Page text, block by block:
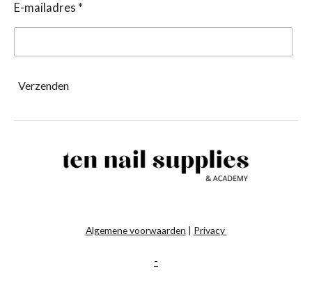
E-mailadres *
Verzenden
Algemene voorwaarden | Privacy
-